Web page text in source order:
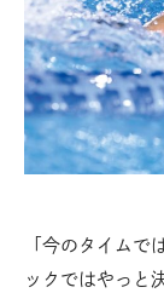
「今のタイム
ックではやっと